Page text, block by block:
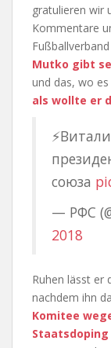
gratulieren wir
Kommentare
Mutko gibt
und das, wo
als wollte er
союза
— РФС
2018
Ruhen lässt er
nachdem ihn
Komitee